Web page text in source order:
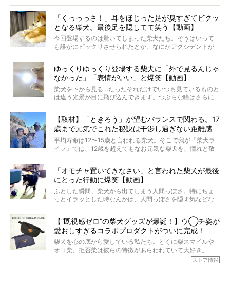
がるのでしょうか。
最近版画製作を始めた、お笑いコンビ「ニューヨーク」の
屋敷裕政さんに、拒否柴を掘っていただきました！ イン
タビューと合わせてご覧ください。
「くっっっさ！」耳をほじった足が臭すぎてビクッ
となる柴犬。最後足を隠してて笑う【動画】
今回登場するのは驚いてしまった柴犬たち。そうはいって
も誰かにビックリさせられたとか、なにかアクシデントが
起きたとか、そういうことが原因ではありません。全ての
ゆっくりゆっくり登場する柴犬に「外で見るんじゃ
なかった」「表情がいい」と爆笑【動画】
柴犬を下から見る…たったそれだけでいつも見ているものと
は違う光景が目に飛び込んできます。つぶらな瞳はさらに
つぶらに見え、モフモフのお顔はさらにモフモフに見えま
【取材】「ときろう」が望むバランスで関わる。17
歳まで元気でこれた秘訣は干渉し過ぎない距離感
#38ときろう
平均寿命は12〜15歳と言われる柴犬。そこで我が『柴犬ラ
イフ』では、12歳を超えてもなお元気な柴犬を、憧れと敬
意を込めて“レジェンド柴”と呼んでいます。 この特集で
ォーカスし、その元気の秘訣や、老犬と暮らすうえで大切
だと思うことを、オーナーさんに語っていただきます。今
回登場してくれたのは、17歳のときろうくん。小さい頃か
ら食が細かったため、何でも食べさせてきたということで
「オモチャ置いてきなさい」と言われた柴犬が最後
にとった行動に爆笑【動画】
ふとした瞬間、柴犬から出てしまう人間っぽさ。特にちょ
っとイラッとした時なんかは、人間っぽさを隠す気などな
いように見えます。もしかして本当の本当は、中身は人間
【“既視感ゼロ”の柴犬グッズが爆誕！】ウ◯チ姿が
愛おしすぎるコラボプロダクトがついに完成！
柴犬を心の底から愛している私たち。とくに柴スマイルや
オコ柴、拒否柴は彼らの特徴があらわれていて大好き。
でもちょっと待て…もうひとつ、忘れてはならない愛おしい
シーンがあったぞ。それは、背中を丸めて“ウンチなう”の姿
ストア情報